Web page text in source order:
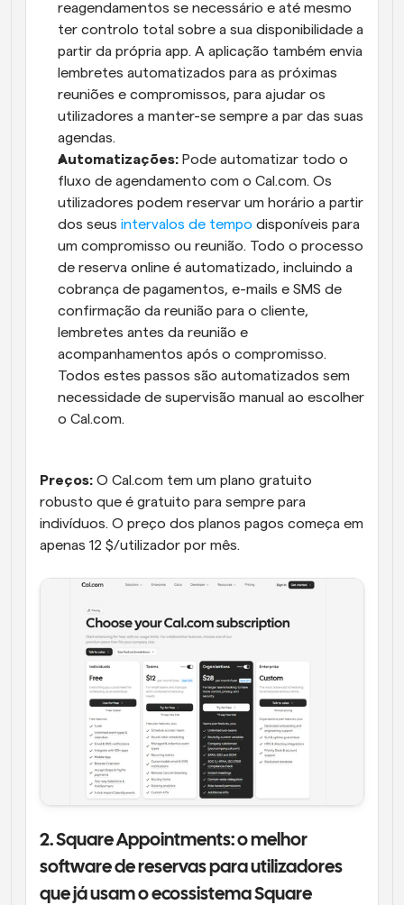
reagendamentos se necessário e até mesmo
ter controlo total sobre a sua disponibilidade a
partir da própria app. A aplicação também envia
lembretes automatizados para as próximas
reuniões e compromissos, para ajudar os
utilizadores a manter-se sempre a par das suas
agendas.
Automatizações: Pode automatizar todo o
fluxo de agendamento com o Cal.com. Os
utilizadores podem reservar um horário a partir
dos seus intervalos de tempo disponíveis para
um compromisso ou reunião. Todo o processo
de reserva online é automatizado, incluindo a
cobrança de pagamentos, e-mails e SMS de
confirmação da reunião para o cliente,
lembretes antes da reunião e
acompanhamentos após o compromisso.
Todos estes passos são automatizados sem
necessidade de supervisão manual ao escolher
o Cal.com.
Preços: O Cal.com tem um plano gratuito
robusto que é gratuito para sempre para
indivíduos. O preço dos planos pagos começa em
apenas 12 $/utilizador por mês.
2. Square Appointments: o melhor
software de reservas para utilizadores
que já usam o ecossistema Square